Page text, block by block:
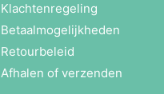
Klachtenregeling
Betaalmogelijkheden
Retourbeleid
Afhalen of verzenden